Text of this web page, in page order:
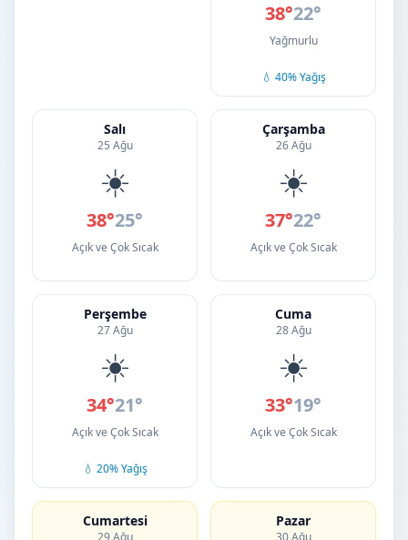
38°22°
Yağmurlu
💧 40% Yağış
Salı
25 Ağu
☀️
38°25°
Açık ve Çok Sıcak
Çarşamba
26 Ağu
☀️
37°22°
Açık ve Çok Sıcak
Perşembe
27 Ağu
☀️
34°21°
Açık ve Çok Sıcak
💧 20% Yağış
Cuma
28 Ağu
☀️
33°19°
Açık ve Çok Sıcak
Cumartesi
29 Ağu
Pazar
30 Ağu